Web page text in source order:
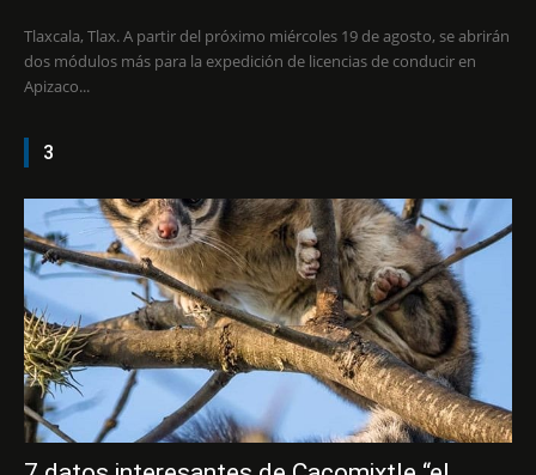
Tlaxcala, Tlax. A partir del próximo miércoles 19 de agosto, se abrirán
dos módulos más para la expedición de licencias de conducir en
Apizaco...
3